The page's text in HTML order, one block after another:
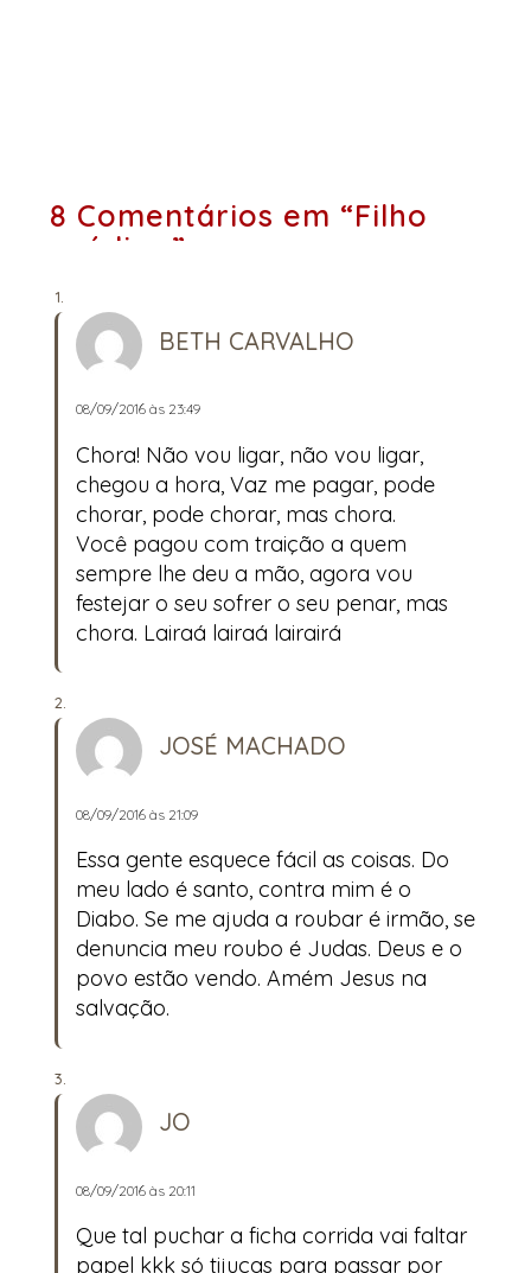
8 Comentários em “Filho
pródigo”
BETH CARVALHO
08/09/2016 às 23:49
Chora! Não vou ligar, não vou ligar,
chegou a hora, Vaz me pagar, pode
chorar, pode chorar, mas chora.
Você pagou com traição a quem
sempre lhe deu a mão, agora vou
festejar o seu sofrer o seu penar, mas
chora. Lairaá lairaá lairairá
JOSÉ MACHADO
08/09/2016 às 21:09
Essa gente esquece fácil as coisas. Do
meu lado é santo, contra mim é o
Diabo. Se me ajuda a roubar é irmão, se
denuncia meu roubo é Judas. Deus e o
povo estão vendo. Amém Jesus na
salvação.
JO
08/09/2016 às 20:11
Que tal puchar a ficha corrida vai faltar
papel kkk só tijucas para passar por